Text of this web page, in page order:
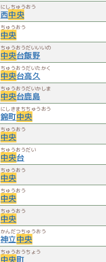
にしちゅうおう
西中央
ちゅうおう
中央
ちゅうおうだいいいの
中央台飯野
ちゅうおうだいたかく
中央台高久
ちゅうおうだいかしま
中央台鹿島
にしきまちちゅうおう
錦町中央
ちゅうおう
中央
ちゅうおうだい
中央台
ちゅうおう
中央
ちゅうおう
中央
ちゅうおう
中央
かんだつちゅうおう
神立中央
ちゅうおうちょう
中央町